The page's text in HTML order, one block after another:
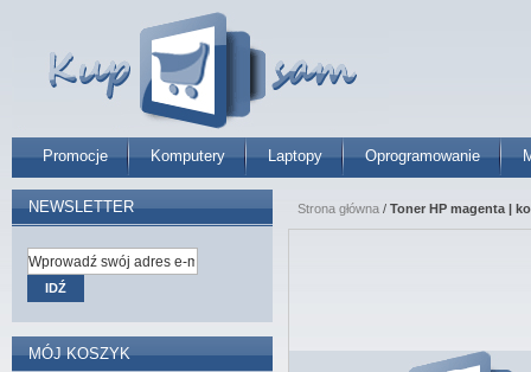
Promocje Komputery Laptopy Oprogramowanie
Strona główna / Toner HP magenta |
NEWSLETTER
IDŹ
MÓJ KOSZYK